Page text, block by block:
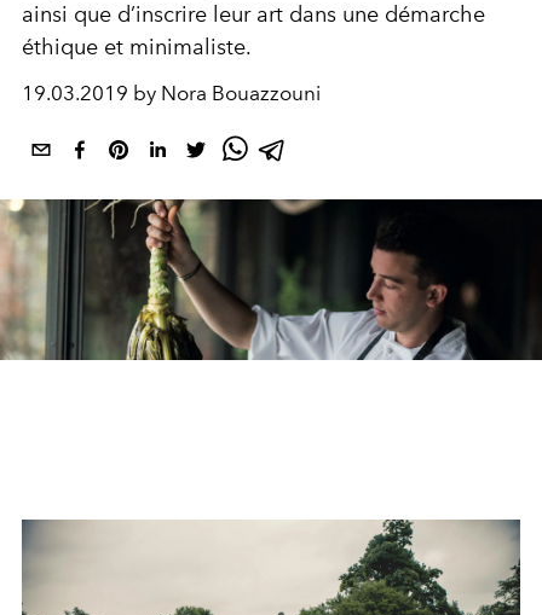
ainsi que d’inscrire leur art dans une démarche
éthique et minimaliste.
19.03.2019 by Nora Bouazzouni